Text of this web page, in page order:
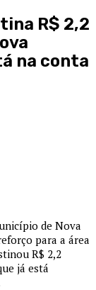
R$ 2,2
na conta
de Nova
para a área
R$ 2,2
já está